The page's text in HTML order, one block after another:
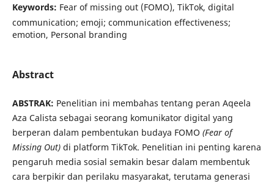
Keywords: Fear of missing out (FOMO), TikTok, digital
communication; emoji; communication effectiveness;
emotion, Personal branding
Abstract
ABSTRAK: Penelitian ini membahas tentang peran Aqeela
Aza Calista sebagai seorang komunikator digital yang
berperan dalam pembentukan budaya FOMO (Fear of
Missing Out)di platform TikTok. Penelitian ini penting karena
pengaruh media sosial semakin besar dalam membentuk
cara berpikir dan perilaku masyarakat, terutama generasi